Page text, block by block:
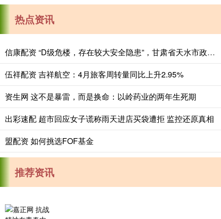
热点资讯
信康配资 “D级危楼，存在较大安全隐患”，甘肃省天水市政府机关办公楼发布搬迁公告
伍祥配资 吉祥航空：4月旅客周转量同比上升2.95%
资生网 这不是暴雷，而是换命：以岭药业的两年生死期
出彩速配 超市回应女子谎称雨天进店买袋遭拒 监控还原真相
盟配资 如何挑选FOF基金
推荐资讯